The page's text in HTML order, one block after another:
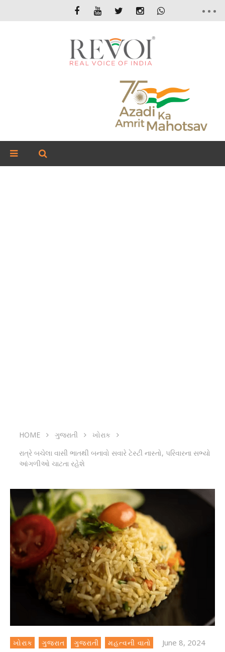
HOME ગુજરાતી
ખોરાક
રાત્રે બચેલા વાસી ભાતથી બનાવો સવારે ટેસ્ટી નાસ્તો, પરિવારના સભ્યો
આંગળીઓ ચાટતા રહેશે
ખોરાક ગુજરાત ગુજરાતી મહત્વની વાતો June 8, 2024